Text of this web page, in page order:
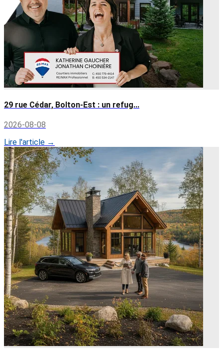
29 rue Cédar, Bolton-Est : un refug...
2026-08-08
Lire l'article →